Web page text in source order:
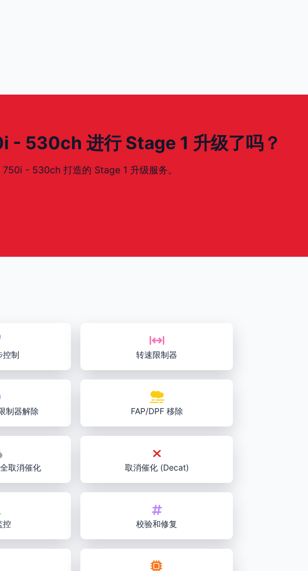
530ch 进行 Stage 1 升级了吗？
- 530ch 打造的 Stage 1 升级服务。
控制 转速限制器
制器解除 FAP/DPF 移除
取消催化 取消催化 (Decat)
控 校验和修复